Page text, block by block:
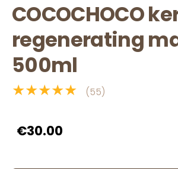
COCOCHOCO
regenerating
500ml
★★★★★ (55)
€30.00